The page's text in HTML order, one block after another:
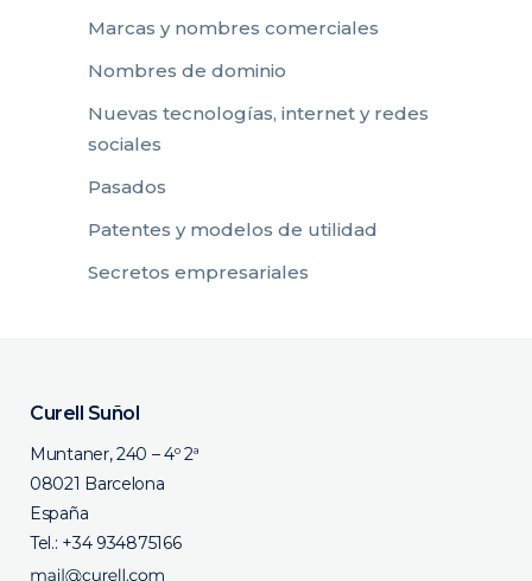
Marcas y nombres comerciales
Nombres de dominio
Nuevas tecnologías, internet y redes
sociales
Pasados
Patentes y modelos de utilidad
Secretos empresariales
Curell Suñol
Muntaner, 240 – 4º 2ª
08021 Barcelona
España
Tel.: +34 934875166